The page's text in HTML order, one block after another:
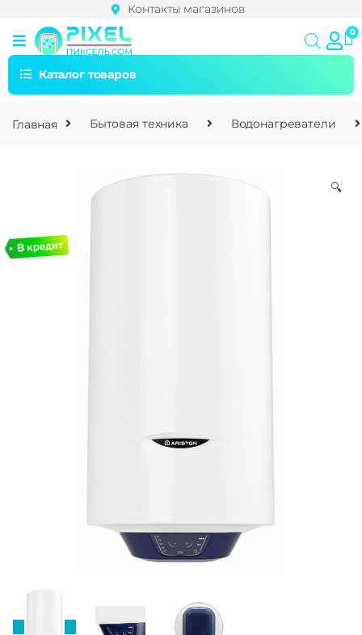
Контакты магазинов
Каталог товаров
Главная Бытовая техника Водонагреватели
🔍